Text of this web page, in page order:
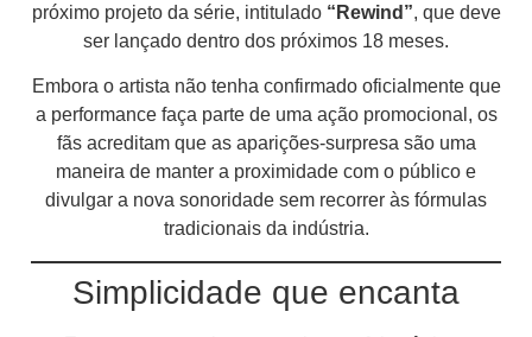
próximo projeto da série, intitulado “Rewind”, que deve
ser lançado dentro dos próximos 18 meses.
Embora o artista não tenha confirmado oficialmente que
a performance faça parte de uma ação promocional, os
fãs acreditam que as aparições-surpresa são uma
maneira de manter a proximidade com o público e
divulgar a nova sonoridade sem recorrer às fórmulas
tradicionais da indústria.
Simplicidade que encanta